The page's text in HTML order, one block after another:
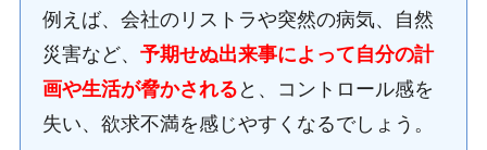
例えば、会社のリストラや突然の病気、自然
災害など、 予期せぬ出来事によって自分の計
画や生活が脅かされる と、コントロール感を
失い、欲求不満を感じやすくなるでしょう。